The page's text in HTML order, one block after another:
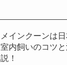
メインクーンは
室内飼いのコツ
説！